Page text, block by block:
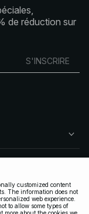
de réduction sur
S'INSCRIRE